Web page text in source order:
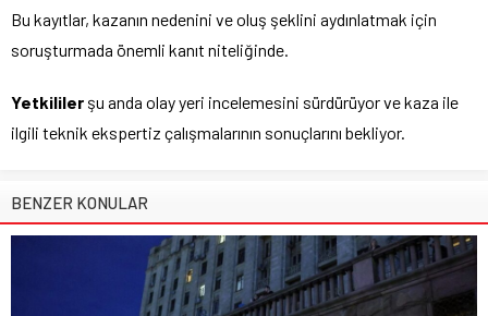
Bu kayıtlar, kazanın nedenini ve oluş şeklini aydınlatmak için
soruşturmada önemli kanıt niteliğinde.
Yetkililer şu anda olay yeri incelemesini sürdürüyor ve kaza ile
ilgili teknik ekspertiz çalışmalarının sonuçlarını bekliyor.
BENZER KONULAR